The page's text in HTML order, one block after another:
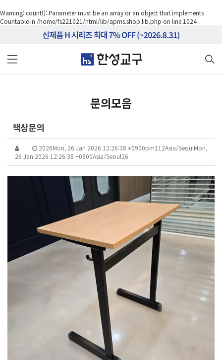
Warning: count(): Parameter must be an array or an object that implements
Countable in /home/fs221021/html/lib/apms.shop.lib.php on line 1024
문의모음
책상문의
2026Mon, 26 Jan 2026 12:26:38 +0900pm112Asia/SeoulMon,
26 Jan 2026 12:26:38 +0900Asia/Seoul26